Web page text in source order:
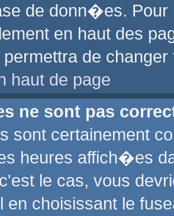
de donn�es.
en haut des
permettra de
haut de page
ne sont pas
sont certainement
heures affich�es
le cas, vous
en choisissant le